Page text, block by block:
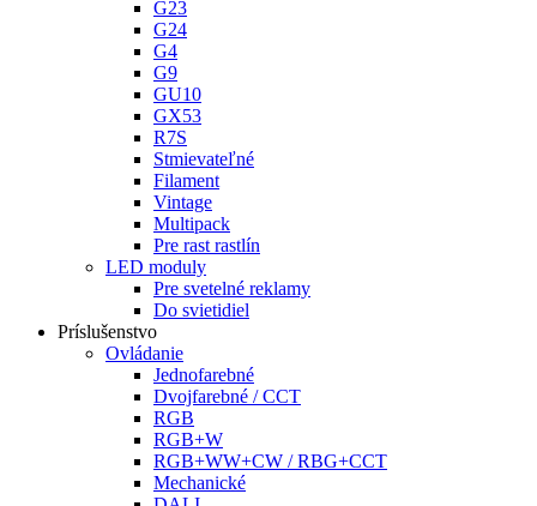
G23
G24
G4
G9
GU10
GX53
R7S
Stmievateľné
Filament
Vintage
Multipack
Pre rast rastlín
LED moduly
Pre svetelné reklamy
Do svietidiel
Príslušenstvo
Ovládanie
Jednofarebné
Dvojfarebné / CCT
RGB
RGB+W
RGB+WW+CW / RBG+CCT
Mechanické